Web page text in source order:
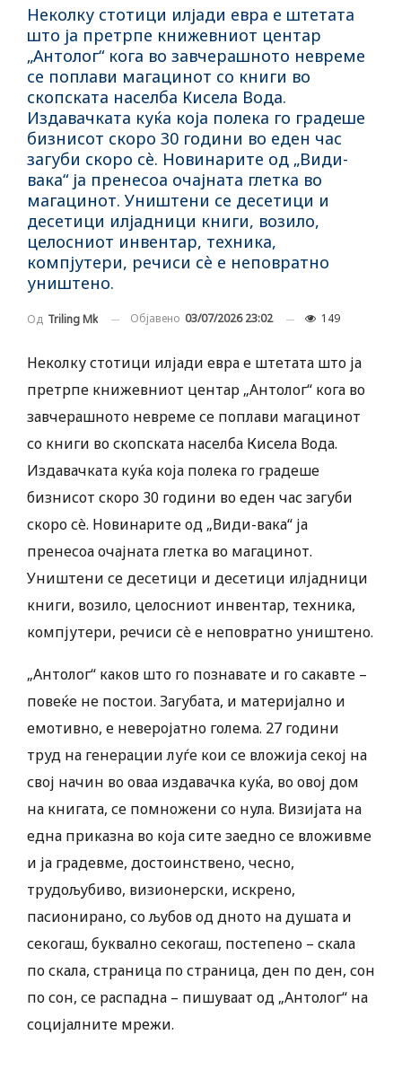
Неколку стотици илјади евра е штетата
што ја претрпе книжевниот центар
„Антолог“ кога во завчерашното невреме
се поплави магацинот со книги во
скопската населба Кисела Вода.
Издавачката куќа која полека го градеше
бизнисот скоро 30 години во еден час
загуби скоро сè. Новинарите од „Види-
вака“ ја пренесоа очајната глетка во
магацинот. Уништени се десетици и
десетици илјадници книги, возило,
целосниот инвентар, техника,
компјутери, речиси сè е неповратно
уништено.
Од Triling Mk Објавено 03/07/2026 23:02 149
Неколку стотици илјади евра е штетата што ја
претрпе книжевниот центар „Антолог“ кога во
завчерашното невреме се поплави магацинот
со книги во скопската населба Кисела Вода.
Издавачката куќа која полека го градеше
бизнисот скоро 30 години во еден час загуби
скоро сè. Новинарите од „Види-вака“ ја
пренесоа очајната глетка во магацинот.
Уништени се десетици и десетици илјадници
книги, возило, целосниот инвентар, техника,
компјутери, речиси сè е неповратно уништено.
„Антолог“ каков што го познавате и го сакавте –
повеќе не постои. Загубата, и материјално и
емотивно, е неверојатно голема. 27 години
труд на генерации луѓе кои се вложија секој на
свој начин во оваа издавачка куќа, во овој дом
на книгата, се помножени со нула. Визијата на
една приказна во која сите заедно се вложивме
и ја градевме, достоинствено, чесно,
трудољубиво, визионерски, искрено,
пасионирано, со љубов од дното на душата и
секогаш, буквално секогаш, постепено – скала
по скала, страница по страница, ден по ден, сон
по сон, се распадна – пишуваат од „Антолог“ на
социјалните мрежи.